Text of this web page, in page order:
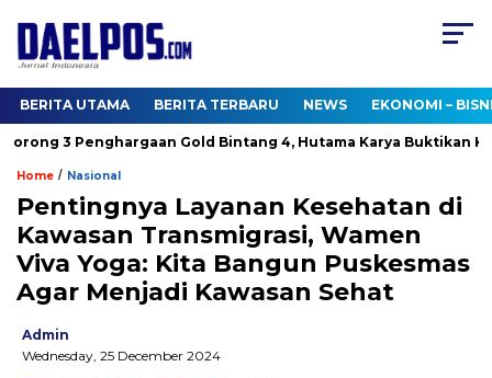
BERITA UTAMA BERITA TERBARU NEWS EKONOMI –
3 Penghargaan Gold Bintang 4, Hutama Karya Buktikan
Home / Nasional
Pentingnya Layanan Kesehatan di
Kawasan Transmigrasi, Wamen
Viva Yoga: Kita Bangun Puskesmas
Agar Menjadi Kawasan Sehat
Admin
Wednesday, 25 December 2024